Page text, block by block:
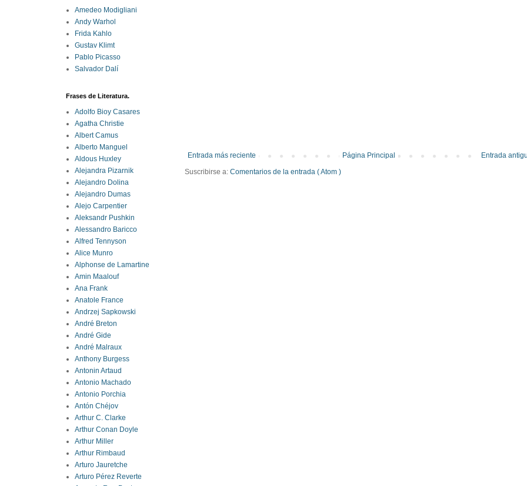
Entrada más reciente Entrada
Página Principal
Suscribirse a: Comentarios de la entrada ( Atom )
Amedeo Modigliani
Andy Warhol
Frida Kahlo
Gustav Klimt
Pablo Picasso
Salvador Dalí
Frases de Literatura.
Adolfo Bioy Casares
Agatha Christie
Albert Camus
Alberto Manguel
Aldous Huxley
Alejandra Pizarnik
Alejandro Dolina
Alejandro Dumas
Alejo Carpentier
Aleksandr Pushkin
Alessandro Baricco
Alfred Tennyson
Alice Munro
Alphonse de Lamartine
Amin Maalouf
Ana Frank
Anatole France
Andrzej Sapkowski
André Breton
André Gide
André Malraux
Anthony Burgess
Antonin Artaud
Antonio Machado
Antonio Porchia
Antón Chéjov
Arthur C. Clarke
Arthur Conan Doyle
Arthur Miller
Arthur Rimbaud
Arturo Jauretche
Arturo Pérez Reverte